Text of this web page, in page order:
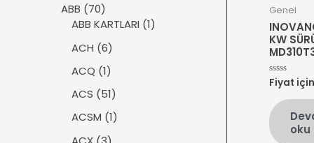
ü
ABB 707
0
ü
r
ü
n
ABB KARTLARI 11
ACH 66
ü
r
ü
n
ACQ 11
ü
r
ü
ACS 515
1
ü
ACSM 11
3
Genel
KW
5
üzerinden
oy
aldı
Fiyat için
oku